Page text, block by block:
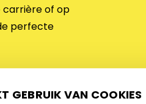
GEBRUIK VAN COOKIES
carrière of op
perfecte